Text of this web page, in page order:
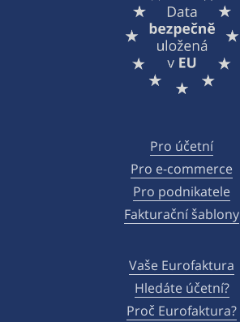
Pro účetní
Pro e-commerce
Pro podnikatele
Fakturační šablony
Vaše Eurofaktura
Hledáte účetní?
Proč Eurofaktura?